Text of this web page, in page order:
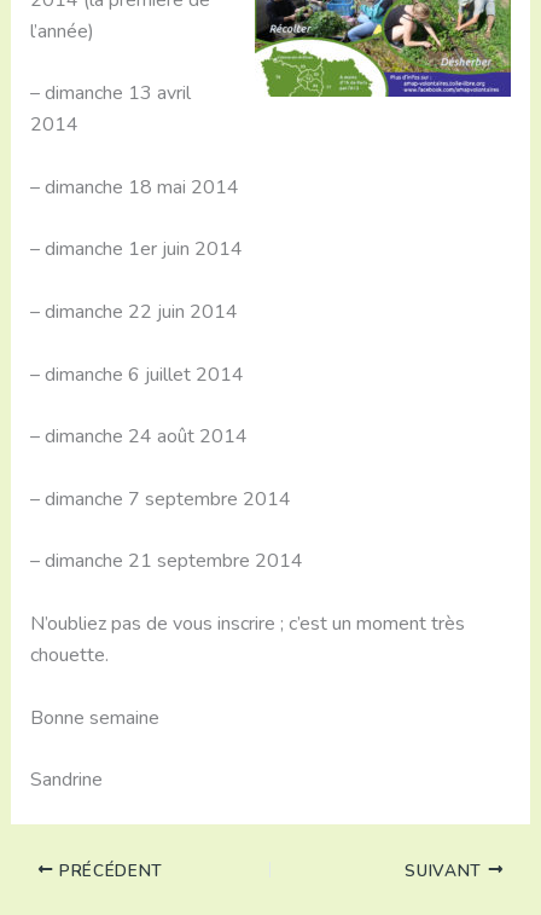
l’année)
– dimanche 13 avril
2014
– dimanche 18 mai 2014
– dimanche 1er juin 2014
– dimanche 22 juin 2014
– dimanche 6 juillet 2014
– dimanche 24 août 2014
– dimanche 7 septembre 2014
– dimanche 21 septembre 2014
N’oubliez pas de vous inscrire ; c’est un moment très
chouette.
Bonne semaine
Sandrine
PRÉCÉDENT SUIVANT